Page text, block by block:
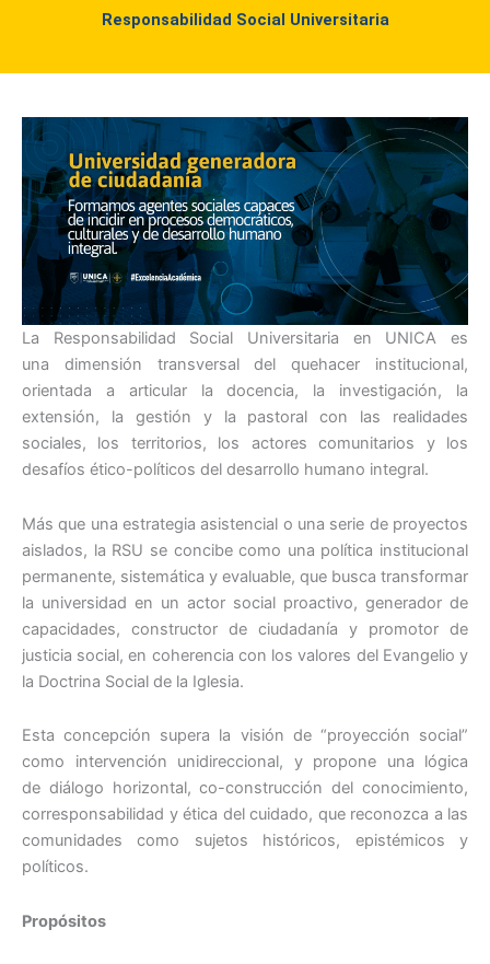
Responsabilidad Social Universitaria
La Responsabilidad Social Universitaria en UNICA es
una dimensión transversal del quehacer institucional,
orientada a articular la docencia, la investigación, la
extensión, la gestión y la pastoral con las realidades
sociales, los territorios, los actores comunitarios y los
desafíos ético-políticos del desarrollo humano integral.
Más que una estrategia asistencial o una serie de proyectos
aislados, la RSU se concibe como una política institucional
permanente, sistemática y evaluable, que busca transformar
la universidad en un actor social proactivo, generador de
capacidades, constructor de ciudadanía y promotor de
justicia social, en coherencia con los valores del Evangelio y
la Doctrina Social de la Iglesia.
Esta concepción supera la visión de “proyección social”
como intervención unidireccional, y propone una lógica
de diálogo horizontal, co-construcción del conocimiento,
corresponsabilidad y ética del cuidado, que reconozca a las
comunidades como sujetos históricos, epistémicos y
políticos.
Propósitos